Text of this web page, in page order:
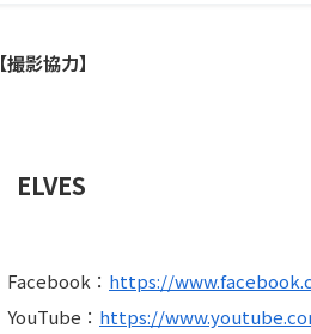
【撮影協力】
ELVES
Facebook： https://
YouTube： https://